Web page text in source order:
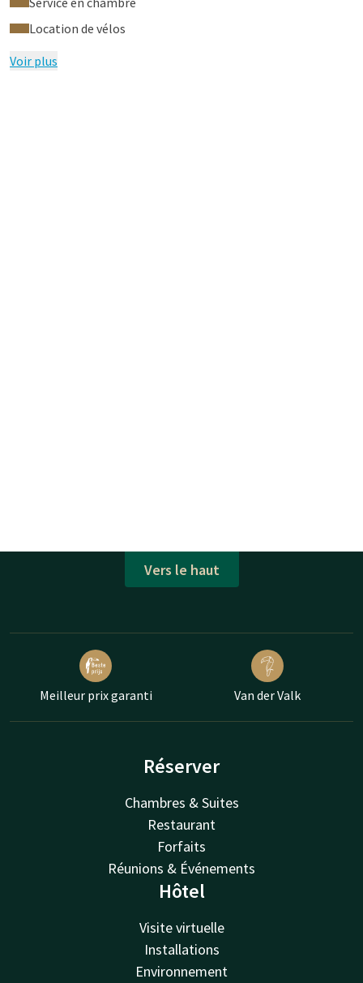
Location de vélos
Voir plus
Vers le haut
Meilleur prix garanti Van der Valk
Réserver
Chambres & Suites
Restaurant
Forfaits
Réunions & Événements
Hôtel
Visite virtuelle
Installations
Environnement